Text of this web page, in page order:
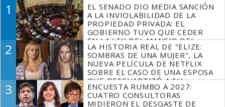
1
EL SENADO DIO MEDIA SANCIÓN
A LA INVIOLABILIDAD DE LA
PROPIEDAD PRIVADA: EL
GOBIERNO TUVO QUE CEDER
EN LA LEY DEL MANEJO DEL
FUEGO
2
LA HISTORIA REAL DE "ELIZE:
SOMBRAS DE UNA MUJER", LA
NUEVA PELÍCULA DE NETFLIX
SOBRE EL CASO DE UNA ESPOSA
QUE DESCUARTIZÓ A SU
MARIDO
3
ENCUESTA RUMBO A 2027:
CUATRO CONSULTORAS
MIDIERON EL DESGASTE DE